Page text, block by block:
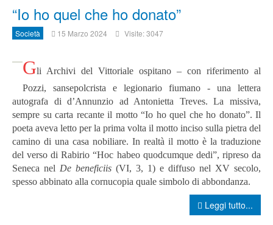
“Io ho quel che ho donato”
Società 15 Marzo 2024 Visite: 3047
Gli Archivi del Vittoriale ospitano – con riferimento al
Pozzi, sansepolcrista e legionario fiumano - una lettera
autografa di d’Annunzio ad Antonietta Treves. La missiva,
sempre su carta recante il motto “Io ho quel che ho donato”. Il
poeta aveva letto per la prima volta il motto inciso sulla pietra del
camino di una casa nobiliare. In realtà il motto è la traduzione
del verso di Rabirio “Hoc habeo quodcumque dedi”, ripreso da
Seneca nel De beneficiis (VI, 3, 1) e diffuso nel XV secolo,
spesso abbinato alla cornucopia quale simbolo di abbondanza.
Leggi tutto...